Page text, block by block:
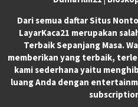
Dari semua daftar Situs
LayarKaca21 merupakan
Terbaik Sepanjang Masa.
memberikan yang terbaik,
kami sederhana yaitu
luang Anda dengan